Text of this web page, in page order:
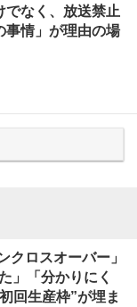
でなく、放送禁止
事情」が理由の場
クロスオーバー」
」「分かりにく
回生産枠”が埋ま